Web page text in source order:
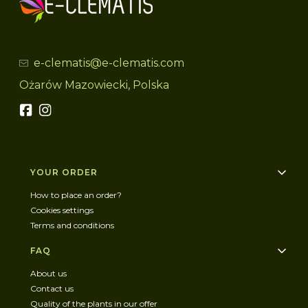
e-clematis@e-clematis.com
Ożarów Mazowiecki, Polska
Footer menu
YOUR ORDER
How to place an order?
Cookies settings
Terms and conditions
FAQ
About us
Contact us
Quality of the plants in our offer